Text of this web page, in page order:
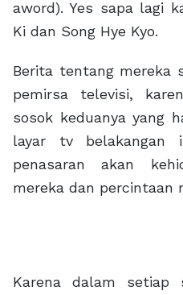
aword). Yes sapa lagi
Ki dan Song Hye Kyo.
Berita tentang mereka
pemirsa televisi,
sosok keduanya yang
layar tv belakangan
penasaran akan
mereka dan percintaan
Karena dalam